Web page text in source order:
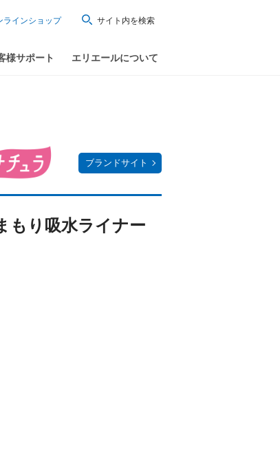
様サポート エリエールについて
ラインショップ サイト内を検索
ブランドサイト
もり吸水ライナー